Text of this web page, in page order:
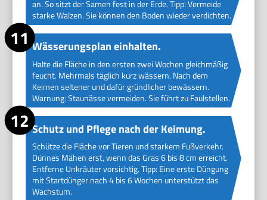
an. So sitzt der Samen fest in der Erde. Tipp: Vermeide
starke Walzen. Sie können den Boden wieder verdichten.
Wässerungsplan einhalten.
Halte die Fläche in den ersten zwei Wochen gleichmäßig
feucht. Mehrmals täglich kurz wässern. Nach dem
Keimen seltener und dafür gründlicher bewässern.
Warnung: Staunässe vermeiden. Sie führt zu Faulstellen.
Schutz und Pflege nach der Keimung.
Schütze die Fläche vor Tieren und starkem Fußverkehr.
Dünnes Mähen erst, wenn das Gras 6 bis 8 cm erreicht.
Entferne Unkräuter vorsichtig. Tipp: Eine erste Düngung
mit Startdünger nach 4 bis 6 Wochen unterstützt das
Wachstum.